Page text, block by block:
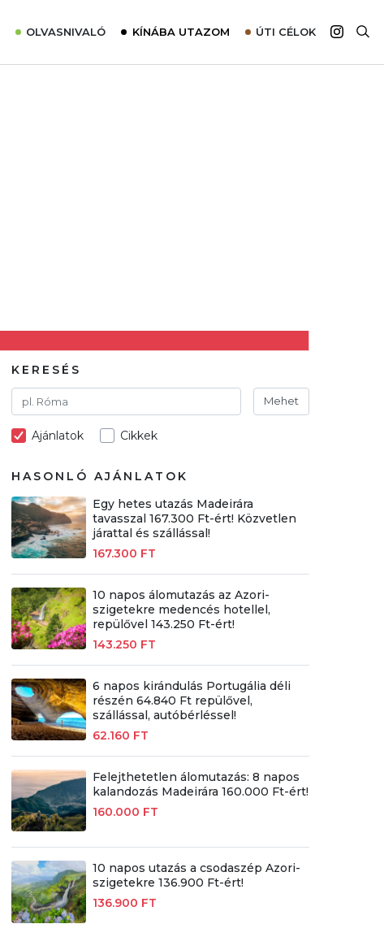
OLVASNIVALÓ KÍNÁBA UTAZOM ÚTI CÉLOK
KERESÉS
Mehet
Ajánlatok Cikkek
HASONLÓ AJÁNLATOK
Egy hetes utazás Madeirára
tavasszal 167.300 Ft-ért! Közvetlen
járattal és szállással!
167.300 FT
10 napos álomutazás az Azori-
szigetekre medencés hotellel,
repülővel 143.250 Ft-ért!
143.250 FT
6 napos kirándulás Portugália déli
részén 64.840 Ft repülővel,
szállással, autóbérléssel!
62.160 FT
Felejthetetlen álomutazás: 8 napos
kalandozás Madeirára 160.000 Ft-ért!
160.000 FT
10 napos utazás a csodaszép Azori-
szigetekre 136.900 Ft-ért!
136.900 FT